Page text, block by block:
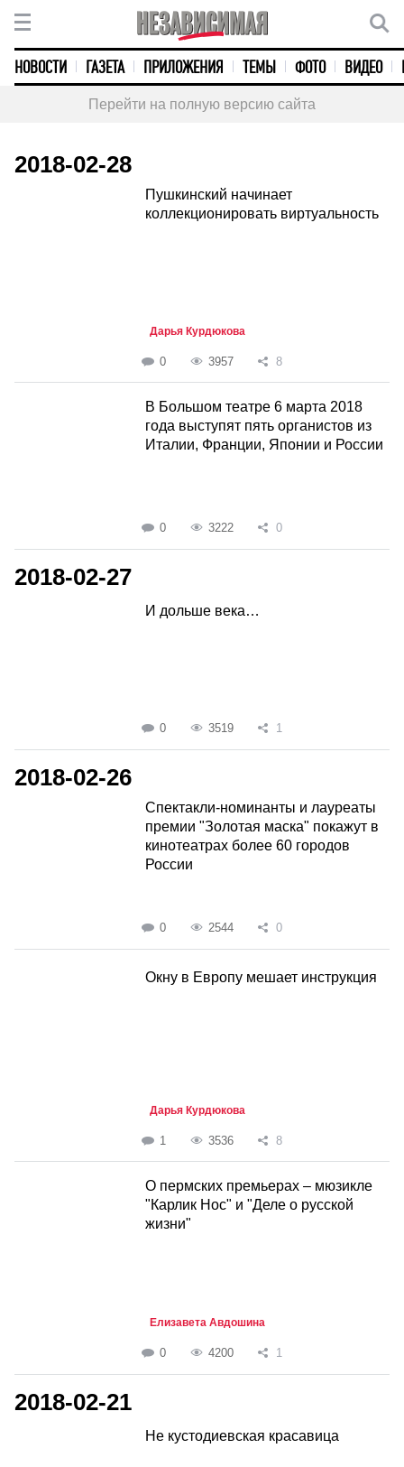
НОВОСТИ ГАЗЕТА ПРИЛОЖЕНИЯ ТЕМЫ ФОТО ВИДЕО
Перейти на полную версию сайта
2018-02-28
Пушкинский начинает
коллекционировать виртуальность
Дарья Курдюкова
0 3957 8
В Большом театре 6 марта 2018
года выступят пять органистов из
Италии, Франции, Японии и России
0 3222 0
2018-02-27
И дольше века…
0 3519 1
2018-02-26
Спектакли-номинанты и лауреаты
премии "Золотая маска" покажут в
кинотеатрах более 60 городов
России
0 2544 0
Окну в Европу мешает инструкция
Дарья Курдюкова
1 3536 8
О пермских премьерах – мюзикле
"Карлик Нос" и "Деле о русской
жизни"
Елизавета Авдошина
0 4200 1
2018-02-21
Не кустодиевская красавица